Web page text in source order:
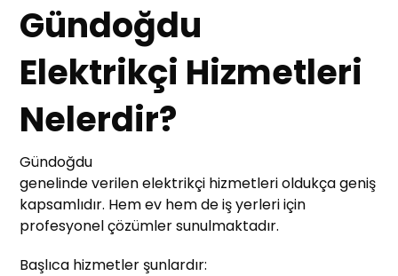
Gündoğdu
Elektrikçi Hizmetleri
Nelerdir?
Gündoğdu
genelinde verilen elektrikçi hizmetleri oldukça geniş
kapsamlıdır. Hem ev hem de iş yerleri için
profesyonel çözümler sunulmaktadır.
Başlıca hizmetler şunlardır: